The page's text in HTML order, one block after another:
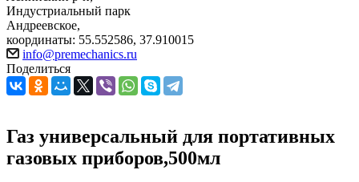
Индустриальный парк
Андреевское,
координаты: 55.552586, 37.910015
info@premechanics.ru
Поделиться
Газ универсальный для портативных
газовых приборов,500мл